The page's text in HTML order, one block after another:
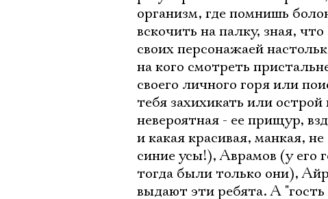
организм, где помнишь
вскочить на палку, зная,
своих персонажаей
на кого смотреть
своего личного горя или
тебя захихикать или
невероятная - ее прищур,
и какая красивая, манкая,
синие усы!), Аврамов (у его
тогда были только они),
выдают эти ребята. А